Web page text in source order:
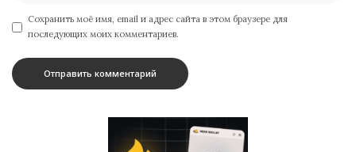
Сохранить моё имя, email и адрес сайта в этом браузере для
последующих моих комментариев.